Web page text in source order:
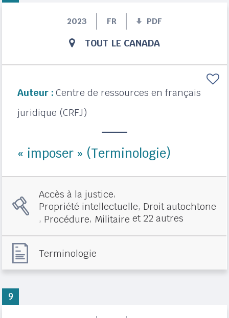
2023 FR PDF
TOUT LE CANADA
Auteur : Centre de ressources en français
juridique (CRFJ)
« imposer » (Terminologie)
Accès à la justice,
Propriété intellectuelle, Droit autochtone
, Procédure, Militaire et 22 autres
Terminologie
9